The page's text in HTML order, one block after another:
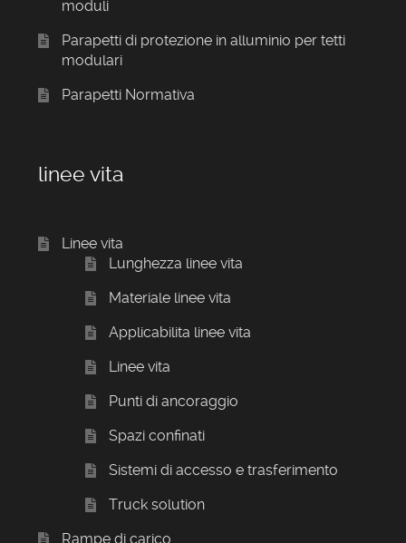
moduli
Parapetti di protezione in alluminio per tetti
modulari
Parapetti Normativa
linee vita
Linee vita
Lunghezza linee vita
Materiale linee vita
Applicabilita linee vita
Linee vita
Punti di ancoraggio
Spazi confinati
Sistemi di accesso e trasferimento
Truck solution
Rampe di carico